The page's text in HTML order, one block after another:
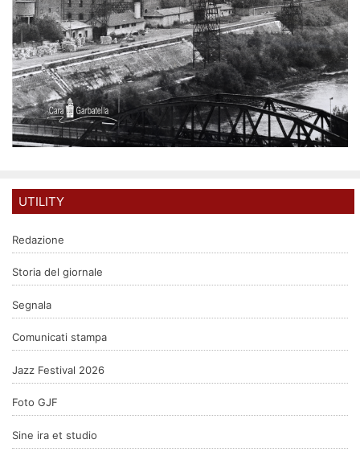
UTILITY
Redazione
Storia del giornale
Segnala
Comunicati stampa
Jazz Festival 2026
Foto GJF
Sine ira et studio